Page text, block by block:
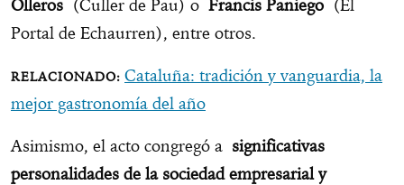
Olleros (Culler de Pau) o Francis Paniego (El
Portal de Echaurren), entre otros.
Cataluña: tradición y vanguardia, la
mejor gastronomía del año
Asimismo, el acto congregó a significativas
personalidades de la sociedad empresarial y